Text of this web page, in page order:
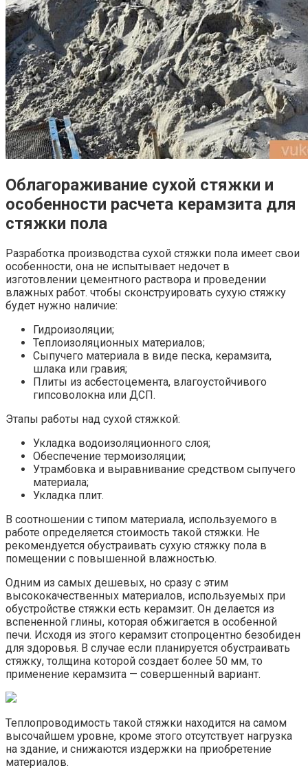
Облагораживание сухой стяжки и
особенности расчета керамзита для
стяжки пола
Разработка производства сухой стяжки пола имеет свои
особенности, она не испытывает недочет в
изготовлении цементного раствора и проведении
влажных работ. чтобы сконструировать сухую стяжку
будет нужно наличие:
Гидроизоляции;
Теплоизоляционных материалов;
Сыпучего материала в виде песка, керамзита,
шлака или гравия;
Плиты из асбестоцемента, влагоустойчивого
гипсоволокна или ДСП.
Этапы работы над сухой стяжкой:
Укладка водоизоляционного слоя;
Обеспечение термоизоляции;
Утрамбовка и выравнивание средством сыпучего
материала;
Укладка плит.
В соотношении с типом материала, используемого в
работе определяется стоимость такой стяжки. Не
рекомендуется обустраивать сухую стяжку пола в
помещении с повышенной влажностью.
Одним из самых дешевых, но сразу с этим
высококачественных материалов, используемых при
обустройстве стяжки есть керамзит. Он делается из
вспененной глины, которая обжигается в особенной
печи. Исходя из этого керамзит стопроцентно безобиден
для здоровья. В случае если планируется обустраивать
стяжку, толщина которой создает более 50 мм, то
применение керамзита — совершенный вариант.
Теплопроводимость такой стяжки находится на самом
высочайшем уровне, кроме этого отсутствует нагрузка
на здание, и снижаются издержки на приобретение
материалов.